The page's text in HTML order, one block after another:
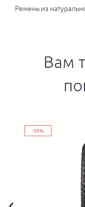
Ремень из
Вам
-59%